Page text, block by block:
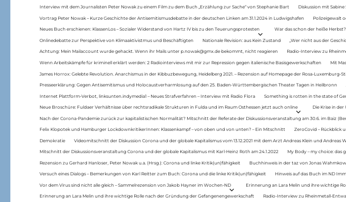
Interview mit dem Journalisten Peter Nowak zu einem Film zu dem Buch „Erzählung zur Sache“ von Stephanie Bart Diskussion mit
Vortrag Peter Nowak – Kurze Geschichte der Antisemitismusdebatte in der deutschen Linken am 31.1.2024 in Ludwigshafen Polizeigewalt
Neues Buch erschienen: KlassenLos – Sozialer Widerstand von Hartz IV bis zu den Teuerungsprotesten War das schon der heiße
Onlinedebatte zur Perspektive von Klimaaktivistmus und Beschäftigten Nationale Revision: aus Kein Zustand „Wer nicht aus der
Achtung: Mein Mailaccount wurde gehackt. Wenn ihr Mails unter p.nowak@gmx.de bekommt, nicht reagieren Radio-Interview zu
Wenn Arbeitskämpfe für kriminell erklärt werden: 2 Radiointerviews mit mir zur Repression gegen italienische Basisgewerkschaften Mit
James Horrox: Gelebte Revolution. Anarchismus in der Kibbuzbewegung, Heidelberg 2021. – Rezension auf Homepage der Rosa-Luxemburg-
Presseerklärung: Gegen Antisemitismus und Holocaustverharmlosung auf den 25. Baden-Württembergischen Theater Tagen in Heilbronn
Internet Plattform-Verbot, linksunten.indymedia1 – Neues Strafverfahren – Interview mit Radio Flora Something is rotten in the state of
Neue Broschüre: Fuldaer Verhältnisse über rechtsradikale Strukturen in Fulda und im Raum Osthessen jetzt auch online Die Krise in
Nach der Corona-Pandemie zurück zur kapitalistischen Normalität? Mitschnitt der Referate der Diskussionsveranstaltung am 30.6. im Baiz
Felix Klopotek und Hamburger LockdownkritikerInnen: Klassenkampf – von oben und von unten? – Ein Mitschnitt ZeroCovid – Rückblick
Demokratie Videomitschnitt der Diskussion Corona und der globale Kapitalismus vom 13.12.2021 mit dem Arzt Andreas Klein und Andreas
Mitschnitt der Diskussionsveranstaltung Corona und der globale Kapitalismus mit Karl-Heinz Roth am 24.1.2022 My Body – my choice:
Rezension zu Gerhard Hanloser, Peter Nowak u.a. (Hrsg.): Corona und linke Kritik(un)fähigkeit Buchhinweis in der taz von Jonas Wahmkow
Versuch eines Dialogs – Bemerkungen von Karl Reitter zum Buch: Corona und die linke Kritik(un)fähigkeit Hinweis auf das Buch im ND
Vor dem Virus sind nicht alle gleich – Sammelrezension von Jakob Hayner im Wochen-ND Erinnerung an Lara Melin und ihre wichtige
Erinnerung an Lara Melin und ihre wichtige Rolle nach der Gründung der Gefangenengewerkschaft Radio-Interview zu Rheinmetall-